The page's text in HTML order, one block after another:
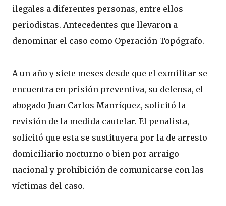
ilegales a diferentes personas, entre ellos
periodistas. Antecedentes que llevaron a
denominar el caso como Operación Topógrafo.
A un año y siete meses desde que el exmilitar se
encuentra en prisión preventiva, su defensa, el
abogado Juan Carlos Manríquez, solicitó la
revisión de la medida cautelar. El penalista,
solicitó que esta se sustituyera por la de arresto
domiciliario nocturno o bien por arraigo
nacional y prohibición de comunicarse con las
víctimas del caso.